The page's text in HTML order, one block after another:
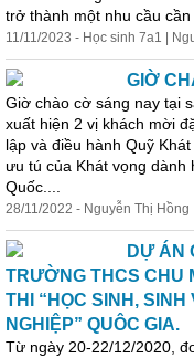
trở thành một nhu cầu cần
11/11/2023 - Học sinh 7a1 |
GIỜ
Giờ chào cờ sáng nay tại
xuất hiện 2 vị khách mời
lập và điều hành Quỹ
ưu tú của Khát vọng dành
Quốc....
28/11/2022 - Nguyễn Thị Hồng
DỰ ÁN
TRƯỜNG THCS CHU
THI “HỌC SINH,
NGHIỆP” QUÔC GIA.
Từ ngày 20-22/12/2020,